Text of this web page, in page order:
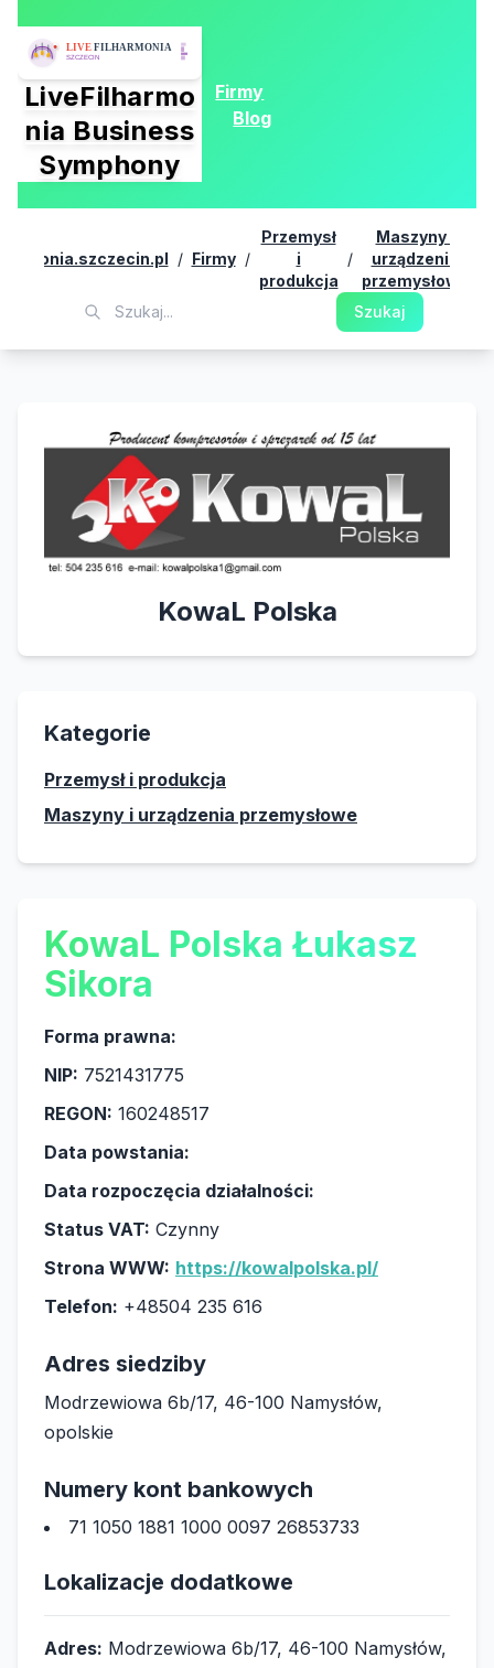
LiveFilharmo
nia Business
Symphony
Firmy
Blog
/ Firmy /
Przemysł
i
produkcja
/
Maszyny i
urządzenia
przemysłowe
Szukaj
KowaL Polska
Kategorie
Przemysł i produkcja
Maszyny i urządzenia przemysłowe
KowaL Polska Łukasz
Sikora
Forma prawna:
NIP: 7521431775
REGON: 160248517
Data powstania:
Data rozpoczęcia działalności:
Status VAT: Czynny
Strona WWW: https://kowalpolska.pl/
Telefon: +48504 235 616
Adres siedziby
Modrzewiowa 6b/17, 46-100 Namysłów,
opolskie
Numery kont bankowych
71 1050 1881 1000 0097 26853733
Lokalizacje dodatkowe
Adres: Modrzewiowa 6b/17, 46-100 Namysłów,